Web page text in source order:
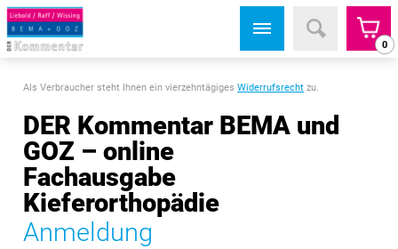
0
Als Verbraucher steht Ihnen ein vierzehntägigesWiderrufsrecht zu.
DER Kommentar BEMA und
GOZ – online
Fachausgabe
Kieferorthopädie
Anmeldung